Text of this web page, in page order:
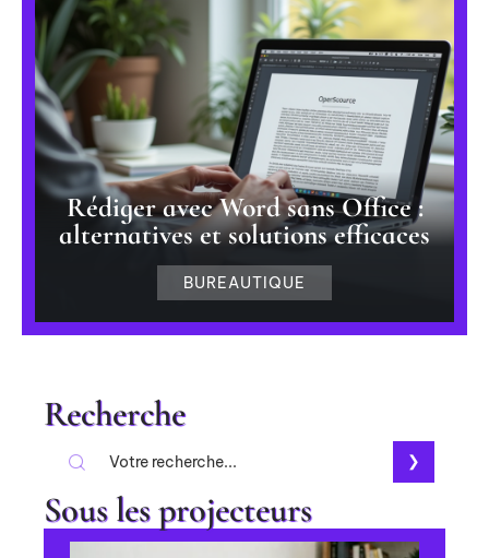
Rédiger avec Word sans Office :
alternatives et solutions efficaces
BUREAUTIQUE
Recherche
Sous les projecteurs